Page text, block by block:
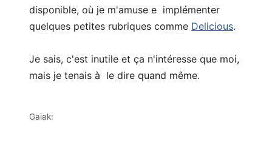
disponible, où je m'amuse e implémenter
quelques petites rubriques comme Delicious.
Je sais, c'est inutile et ça n'intéresse que moi,
mais je tenais à le dire quand même.
Gaiak: